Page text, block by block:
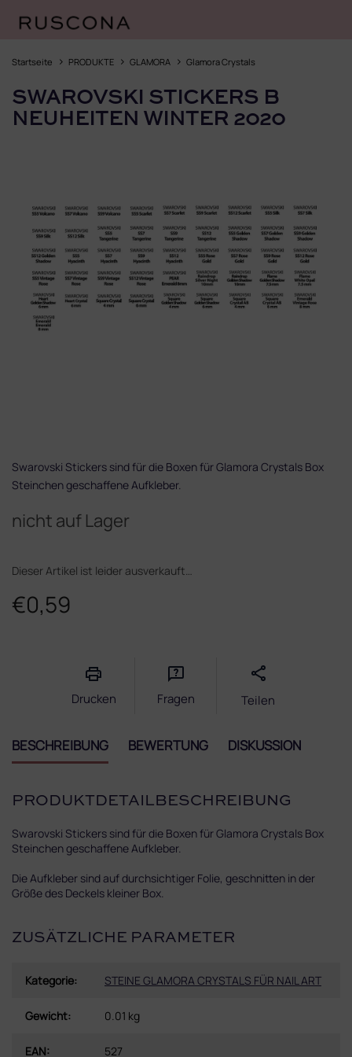
InhaltStartseite PRODUKTE GLAMORA Glamora Crystals
SWAROVSKI STICKERS B
NEUHEITEN WINTER 2020
€0,59
nicht auf Lager
Dieser Artikel ist leider ausverkauft…
Swarovski Stickers sind für die Boxen für Glamora Crystals Box
Steinchen geschaffene Aufkleber.
Drucken Fragen Teilen
BESCHREIBUNG BEWERTUNG DISKUSSION
PRODUKTDETAILBESCHREIBUNG
Swarovski Stickers sind für die Boxen für Glamora Crystals Box
Steinchen geschaffene Aufkleber.
Die Aufkleber sind auf durchsichtiger Folie, geschnitten in der
Größe des Deckels kleiner Box.
ZUSÄTZLICHE PARAMETER
Kategorie: STEINE GLAMORA CRYSTALS FÜR NAIL ART
Gewicht: 0.01 kg
EAN: 527